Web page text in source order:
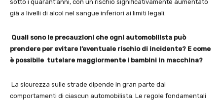
sotto i quarant’anni, con un rischio significativamente aumentato
già a livelli di alcol nel sangue inferiori ai limiti legali.
Quali sono le precauzioni che ogni automobilista può
prendere per evitare l’eventuale rischio di incidente? E come
è possibile tutelare maggiormente i bambini in macchina?
La sicurezza sulle strade dipende in gran parte dai
comportamenti di ciascun automobilista. Le regole fondamentali